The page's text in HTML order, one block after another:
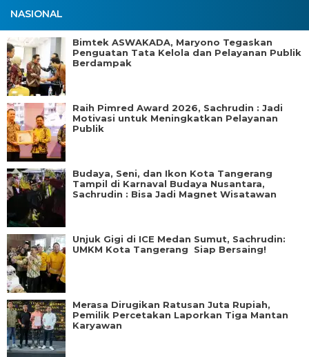
NASIONAL
Bimtek ASWAKADA, Maryono Tegaskan
Penguatan Tata Kelola dan Pelayanan Publik
Berdampak
Raih Pimred Award 2026, Sachrudin : Jadi
Motivasi untuk Meningkatkan Pelayanan
Publik
Budaya, Seni, dan Ikon Kota Tangerang
Tampil di Karnaval Budaya Nusantara,
Sachrudin : Bisa Jadi Magnet Wisatawan
Unjuk Gigi di ICE Medan Sumut, Sachrudin:
UMKM Kota Tangerang Siap Bersaing!
Merasa Dirugikan Ratusan Juta Rupiah,
Pemilik Percetakan Laporkan Tiga Mantan
Karyawan